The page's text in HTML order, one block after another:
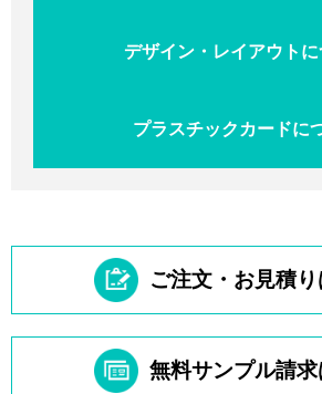
デザイン・レイアウトに
プラスチックカードに
ご注文・お見積
無料サンプル請求